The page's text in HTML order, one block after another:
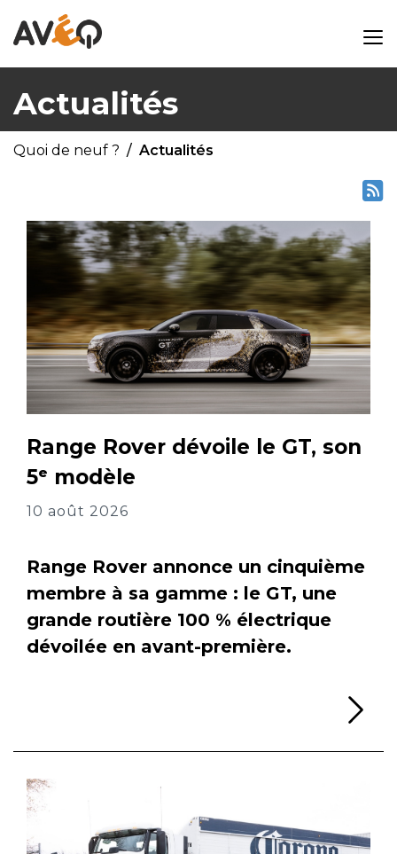
Actualités
Quoi de neuf ? Actualités
Range Rover dévoile le GT, son
5ᵉ modèle
10 août 2026
Range Rover annonce un cinquième
membre à sa gamme : le GT, une
grande routière 100 % électrique
dévoilée en avant-première.